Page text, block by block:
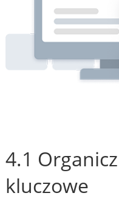
4.1
kluczowe